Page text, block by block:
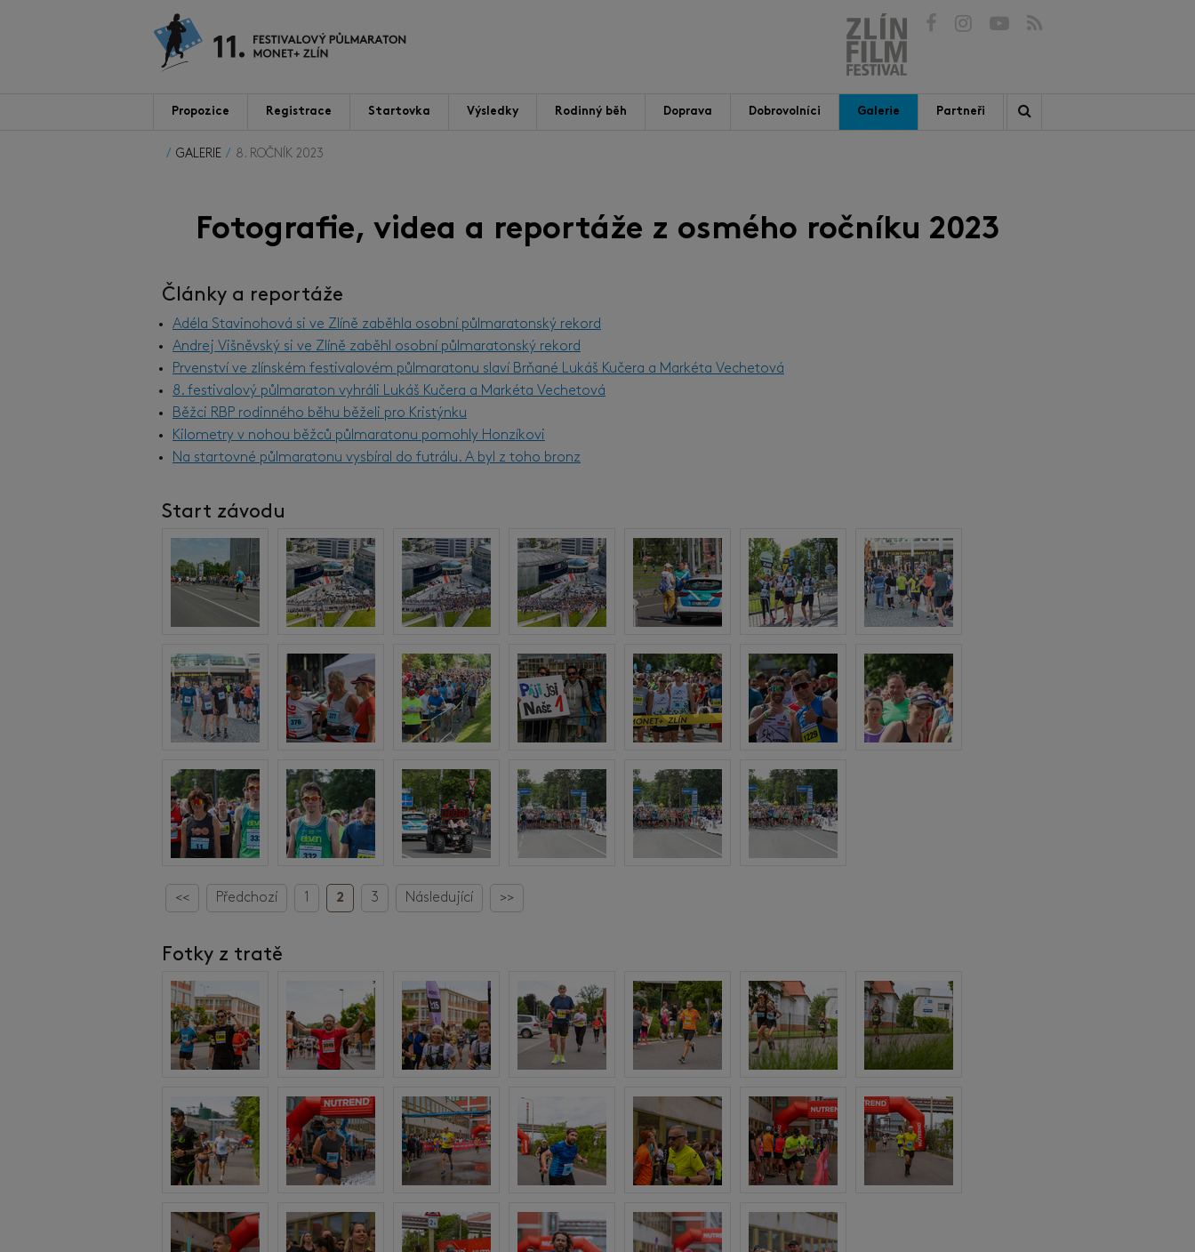
Propozice Registrace Startovka Výsledky Rodinný běh Doprava Dobrovolníci Galerie Partneři
GALERIE 8. ROČNÍK 2023
Fotografie, videa a reportáže z osmého ročníku 2023
Články a reportáže
Adéla Stavinohová si ve Zlíně zaběhla osobní půlmaratonský rekord
Andrej Višněvský si ve Zlíně zaběhl osobní půlmaratonský rekord
Prvenství ve zlínském festivalovém půlmaratonu slaví Brňané Lukáš Kučera a Markéta Vechetová
8. festivalový půlmaraton vyhráli Lukáš Kučera a Markéta Vechetová
Běžci RBP rodinného běhu běželi pro Kristýnku
Kilometry v nohou běžců půlmaratonu pomohly Honzíkovi
Na startovné půlmaratonu vysbíral do futrálu. A byl z toho bronz
Start závodu
<< Předchozí 1 2 3 Následující >>
Fotky z tratě